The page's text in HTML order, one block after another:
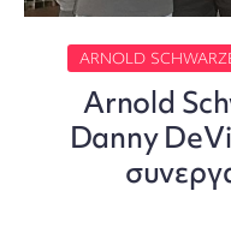
ARNOLD
Arnold
Danny